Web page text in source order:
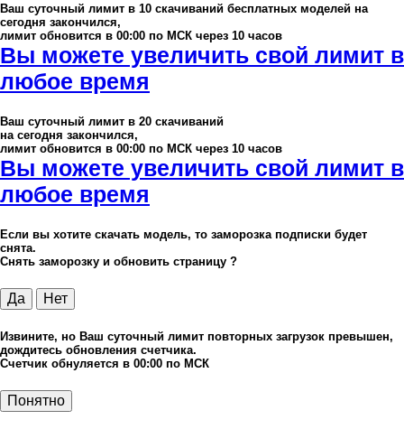
Ваш суточный лимит в 10 скачиваний бесплатных моделей на
сегодня закончился,
лимит обновится в 00:00 по МСК через 10 часов
Вы можете увеличить свой лимит в
любое время
Ваш суточный лимит в 20 скачиваний
на сегодня закончился,
лимит обновится в 00:00 по МСК через 10 часов
Вы можете увеличить свой лимит в
любое время
Если вы хотите скачать модель, то заморозка подписки будет
снята.
Снять заморозку и обновить страницу ?
Да Нет
Извините, но Ваш суточный лимит повторных загрузок превышен,
дождитесь обновления счетчика.
Счетчик обнуляется в 00:00 по МСК
Понятно